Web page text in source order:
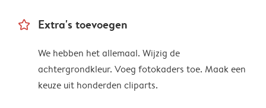
star_outline Extra's toevoegen
We hebben het allemaal. Wijzig de
achtergrondkleur. Voeg fotokaders toe. Maak een
keuze uit honderden cliparts.